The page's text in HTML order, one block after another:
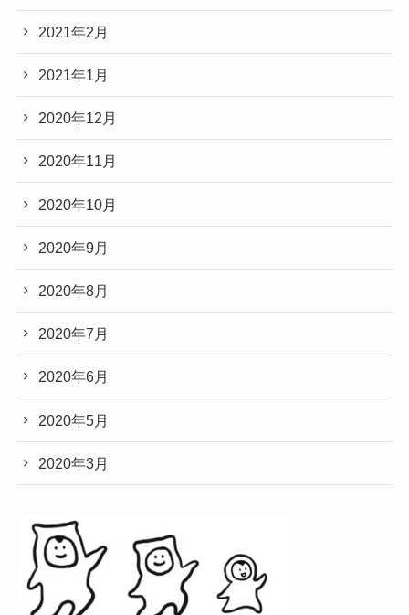
2021年2月
2021年1月
2020年12月
2020年11月
2020年10月
2020年9月
2020年8月
2020年7月
2020年6月
2020年5月
2020年3月